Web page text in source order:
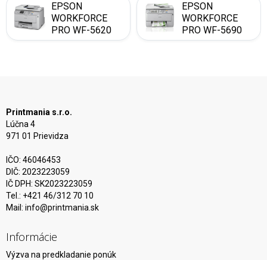
EPSON
WORKFORCE
PRO WF-5620
DWF
EPSON
WORKFORCE
PRO WF-5690
DWF
Printmania s.r.o.
Lúčna 4
971 01 Prievidza
IČO: 46046453
DIČ: 2023223059
IČ DPH: SK2023223059
Tel.: +421 46/312 70 10
Mail: info@printmania.sk
Informácie
Výzva na predkladanie ponúk